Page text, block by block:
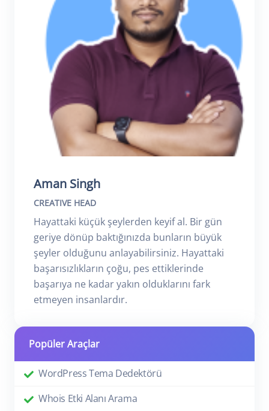
Aman Singh
CREATIVE HEAD
Hayattaki küçük şeylerden keyif al. Bir gün
geriye dönüp baktığınızda bunların büyük
şeyler olduğunu anlayabilirsiniz. Hayattaki
başarısızlıkların çoğu, pes ettiklerinde
başarıya ne kadar yakın olduklarını fark
etmeyen insanlardır.
Popüler Araçlar
WordPress Tema Dedektörü
Whois Etki Alanı Arama